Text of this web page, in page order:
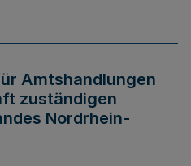
Amtshandlungen
zuständigen
Nordrhein-